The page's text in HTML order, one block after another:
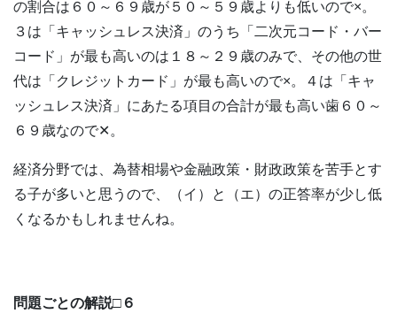
の割合は６０～６９歳が５０～５９歳よりも低いので×。
３は「キャッシュレス決済」のうち「二次元コード・バー
コード」が最も高いのは１８～２９歳のみで、その他の世
代は「クレジットカード」が最も高いので×。４は「キャ
ッシュレス決済」にあたる項目の合計が最も高い歯６０～
６９歳なので✕。
経済分野では、為替相場や金融政策・財政政策を苦手とす
る子が多いと思うので、（イ）と（エ）の正答率が少し低
くなるかもしれませんね。
問題ごとの解説□６